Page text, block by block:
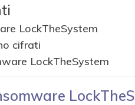
LockTheSystem
cifrati
LockTheSystem